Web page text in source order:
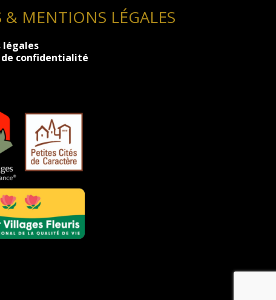
& MENTIONS LÉGALES
légales
confidentialité